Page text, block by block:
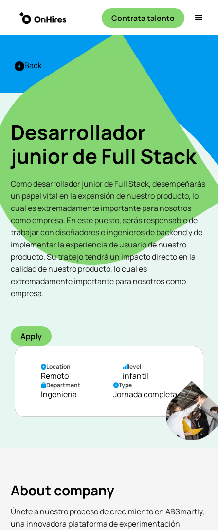
Contrata talento
Back
Desarrollador
junior de Full Stack
Como desarrollador junior de Full Stack, desempeñarás
un papel vital en la expansión de nuestro producto, lo
cual es extremadamente importante para nosotros
como empresa. En este puesto, serás responsable de
trabajar con diseñadores e ingenieros de backend y de
implementar la experiencia de usuario de nuestro
producto. Su trabajo tendrá un impacto directo en la
calidad de nuestro producto, lo cual es
extremadamente importante para nosotros como
empresa.
Apply
Location
Remoto
level
infantil
Department
Ingeniería
Type
Jornada completa
About company
Únete a nuestro proceso de crecimiento en ABSmartly,
una innovadora plataforma de experimentación